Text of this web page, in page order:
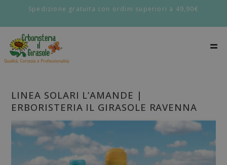
Spedizione gratuita con ordini superiori a 49,90€
LINEA SOLARI L’AMANDE |
ERBORISTERIA IL GIRASOLE RAVENNA